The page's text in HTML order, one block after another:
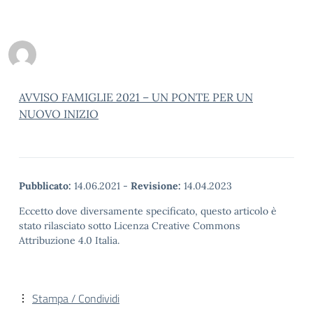
AVVISO FAMIGLIE 2021 – UN PONTE PER UN
NUOVO INIZIO
Pubblicato: 14.06.2021 - Revisione: 14.04.2023
Eccetto dove diversamente specificato, questo articolo è
stato rilasciato sotto Licenza Creative Commons
Attribuzione 4.0 Italia.
Stampa / Condividi